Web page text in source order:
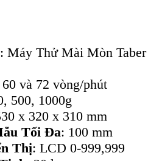
: Máy Thử Mài Mòn Taber
và 72 vòng/phút
500, 1000g
x 320 x 310 mm
Tối Đa: 100 mm
Thị: LCD 0-999,999